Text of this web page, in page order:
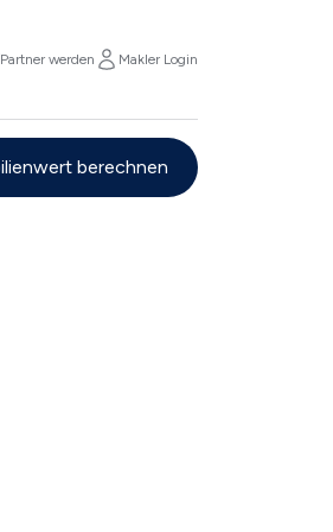
Partner werden Makler Login
Immobilienwert berechnen